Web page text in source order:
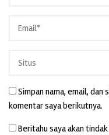
Simpan nama, email,
komentar saya berikutnya.
Beritahu saya akan